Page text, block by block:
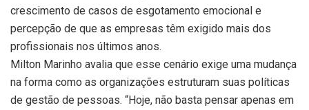
crescimento de casos de esgotamento emocional e
percepção de que as empresas têm exigido mais dos
profissionais nos últimos anos.
Milton Marinho avalia que esse cenário exige uma mudança
na forma como as organizações estruturam suas políticas
de gestão de pessoas. “Hoje, não basta pensar apenas em